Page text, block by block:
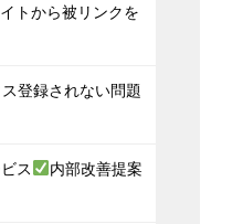
トから被リンクを
登録されない問題
ス
内部改善提案